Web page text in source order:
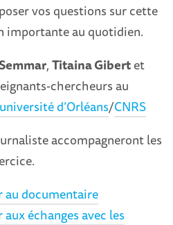
vos questions sur cette
importante au quotidien.
,Titaina Gibertet
chercheurs au
université d’Orléans/CNRS
accompagneront les
au documentaire
échanges avec les